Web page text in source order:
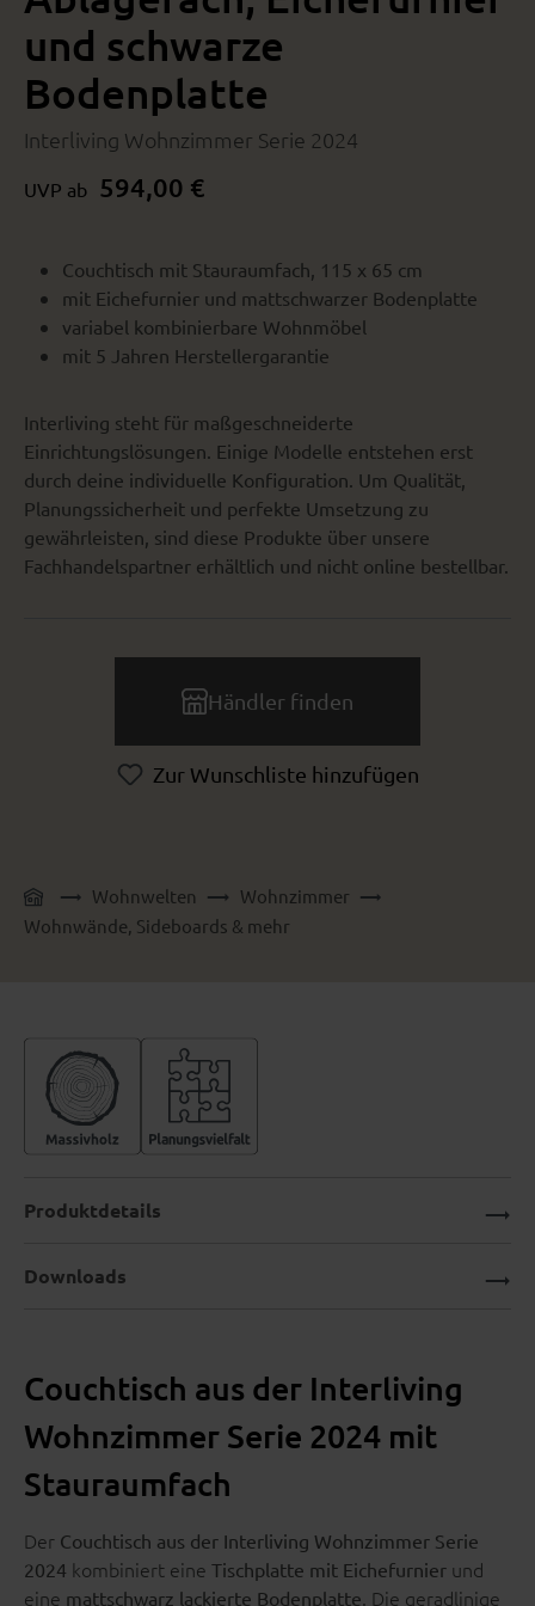
und schwarze
Bodenplatte
Interliving Wohnzimmer Serie 2024
UVP ab 594,00 €
Couchtisch mit Stauraumfach, 115 x 65 cm
mit Eichefurnier und mattschwarzer Bodenplatte
variabel kombinierbare Wohnmöbel
mit 5 Jahren Herstellergarantie
Interliving steht für maßgeschneiderte
Einrichtungslösungen. Einige Modelle entstehen erst
durch deine individuelle Konfiguration. Um Qualität,
Planungssicherheit und perfekte Umsetzung zu
gewährleisten, sind diese Produkte über unsere
Fachhandelspartner erhältlich und nicht online bestellbar.
Händler finden
Zur Wunschliste hinzufügen
Wohnwelten
Wohnzimmer
Wohnwände, Sideboards & mehr
Couchtisch aus der Interliving
Wohnzimmer Serie 2024 mit
Stauraumfach
Der Couchtisch aus der Interliving Wohnzimmer Serie
2024 kombiniert eine Tischplatte mit Eichefurnier und
eine mattschwarz lackierte Bodenplatte. Die geradlinige
Produktdetails
Downloads